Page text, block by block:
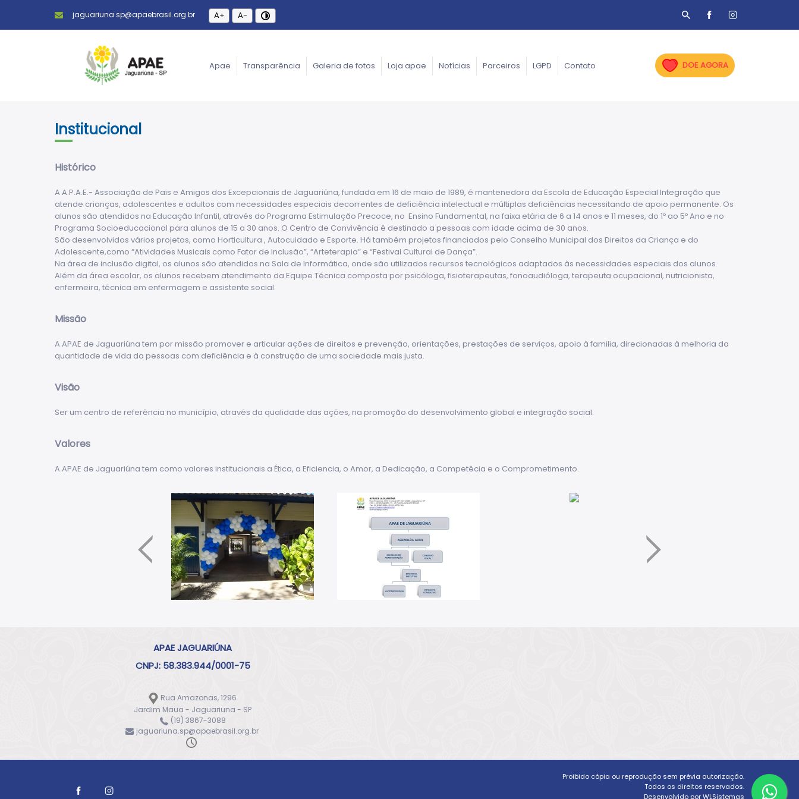
jaguariuna.sp@apaebrasil.org.br A+ A-
Apae Transparência Galeria de fotos Loja apae Notícias Parceiros LGPD Contato DOE AGORA
Institucional
Histórico
A A.P.A.E.- Associação de Pais e Amigos dos Excepcionais de Jaguariúna, fundada em 16 de maio de 1989, é mantenedora da Escola de Educação Especial Integração que
atende crianças, adolescentes e adultos com necessidades especiais decorrentes de deficiência intelectual e múltiplas deficiências necessitando de apoio permanente. Os
alunos são atendidos na Educação Infantil, através do Programa Estimulação Precoce, no Ensino Fundamental, na faixa etária de 6 a 14 anos e 11 meses, do 1º ao 5º Ano e no
Programa Socioeducacional para alunos de 15 a 30 anos. O Centro de Convivência é destinado a pessoas com idade acima de 30 anos.
São desenvolvidos vários projetos, como Horticultura , Autocuidado e Esporte. Há também projetos financiados pelo Conselho Municipal dos Direitos da Criança e do
Adolescente,como “Atividades Musicais como Fator de Inclusão”, “Arteterapia” e “Festival Cultural de Dança”.
Na área de inclusão digital, os alunos são atendidos na Sala de Informática, onde são utilizados recursos tecnológicos adaptados às necessidades especiais dos alunos.
Além da área escolar, os alunos recebem atendimento da Equipe Técnica composta por psicóloga, fisioterapeutas, fonoaudióloga, terapeuta ocupacional, nutricionista,
enfermeira, técnica em enfermagem e assistente social.
Missão
A APAE de Jaguariúna tem por missão promover e articular ações de direitos e prevenção, orientações, prestações de serviços, apoio à familia, direcionadas à melhoria da
quantidade de vida da pessoas com deficiência e à construção de uma sociedade mais justa.
Visão
Ser um centro de referência no município, através da qualidade das ações, na promoção do desenvolvimento global e integração social.
Valores
A APAE de Jaguariúna tem como valores institucionais a Ética, a Eficiencia, o Amor, a Dedicação, a Competêcia e o Comprometimento.
APAE JAGUARIÚNA
CNPJ: 58.383.944/0001-75
Rua Amazonas, 1296
Jardim Maua - Jaguariuna - SP
(19) 3867-3088
jaguariuna.sp@apaebrasil.org.br
Proibido cópia ou reprodução sem prévia autorização.
Todos os direitos reservados.
Desenvolvido por WLSistemas